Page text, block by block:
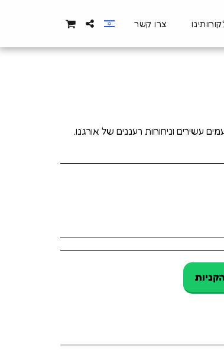
צרו קשר
עשירים וניחוחות רעננים של אורגנו.